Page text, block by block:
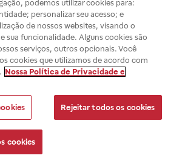
podemos utilizar cookies para:
personalizar seu acesso; e
de nossos websites, visando o
sua funcionalidade. Alguns cookies são
serviços, outros opcionais. Você
cookies que utilizamos de acordo com
Nossa Política de Privacidade e
Rejeitar todos os cookies
cookies